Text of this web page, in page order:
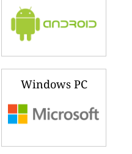
Windows PC